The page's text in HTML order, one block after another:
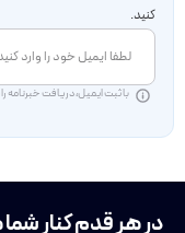
کنید.
با ثبت ایمیل، دریافت خبرنامه
در هر قدم کنار